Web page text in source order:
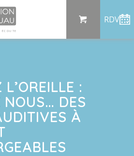
ÉC OU TE
RDV
:
NOUS… DES
À
cookies